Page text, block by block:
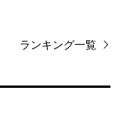
ランキング一覧